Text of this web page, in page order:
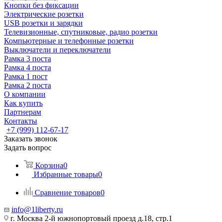
Кнопки без фиксации
Электрические розетки
USB розетки и зарядки
Телевизионные, спутниковые, радио розетки
Компьютерные и телефонные розетки
Выключатели и переключатели
Рамка 3 поста
Рамка 4 поста
Рамка 1 пост
Рамка 2 поста
О компании
Как купить
Партнерам
Контакты
+7 (999) 112-67-17
Заказать звонок
Задать вопрос
Корзина0
Избранные товары0
Сравнение товаров0
info@1liberty.ru
г. Москва 2-й южнопортовый проезд д.18, стр.1